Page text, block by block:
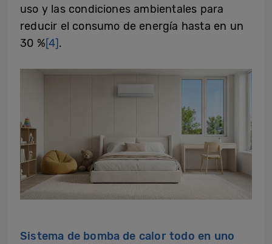
uso y las condiciones ambientales para
reducir el consumo de energía hasta en un
30 %[4].
Sistema de bomba de calor todo en uno